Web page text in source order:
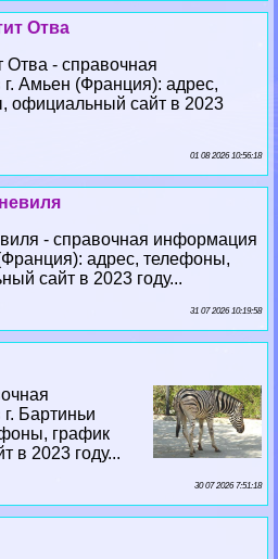
Отва
Отва - справочная
Амьен (Франция): адрес,
официальный сайт в 2023
01 08 2026 10:56:18
- справочная информация
адрес, телефоны,
сайт в 2023 году...
31 07 2026 10:19:58
Бартиньи
график
в 2023 году...
30 07 2026 7:51:18